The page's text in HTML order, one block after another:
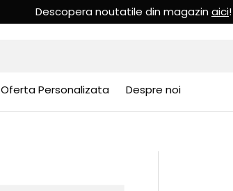
Descopera noutatile din magazin aici!
Oferta Personalizata Despre noi